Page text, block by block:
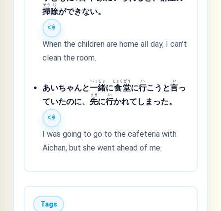
掃
そう
除
じ
ができない。
When the children are home all day, I can’t
clean the room.
あいちゃんと一
いっ
緒
しょ
に食
しょく
堂
どう
に行
い
こうと言
い
っ
ていたのに、 先
さき
に行
い
かれてしまった。
I was going to go to the cafeteria with
Aichan, but she went ahead of me.
Tags